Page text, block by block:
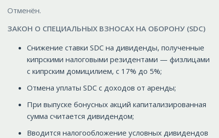
Отменён.
ЗАКОН О СПЕЦИАЛЬНЫХ ВЗНОСАХ НА ОБОРОНУ (SDC)
Снижение ставки SDC на дивиденды, полученные
кипрскими налоговыми резидентами — физлицами
с кипрским домицилием, с 17% до 5%;
Отмена уплаты SDC с доходов от аренды;
При выпуске бонусных акций капитализированная
сумма считается дивидендом;
Вводится налогообложение условных дивидендов